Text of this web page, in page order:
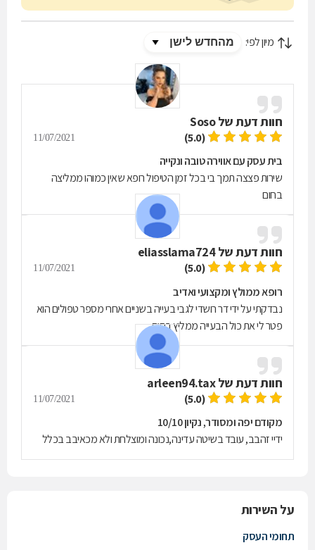
מיון לפי:
חוות דעת שלSoso
(5.0)
11/07/2021
בית עסק עם אווירה טובה ונקייה
שירות פצצה תמך בי בכל זמן הטיפול רופא שאין כמוהו ממליצה
בחום
חוות דעת שלeliasslama724
(5.0)
11/07/2021
רופא ממולץ ומקצועי ואדיב
נבדקתי על ידי דר רושדי לגבי בעייה בשניים אחרי מספר טפולים הוא
פטר לי את כול הבעייה ממליץ בחום .
חוות דעת שלarleen94.tax
(5.0)
11/07/2021
מקודם יפה ומסודר, נקיון 10/10
ידיי זהבב, עובד בשיטה עדינה,נכונה ומוצלחת ולא מכאיבב בכלל
על השירות
תחומי העסק